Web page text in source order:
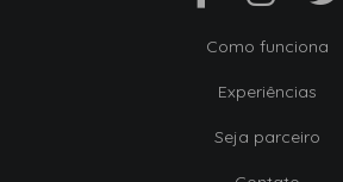
Como funciona
Experiências
Seja parceiro